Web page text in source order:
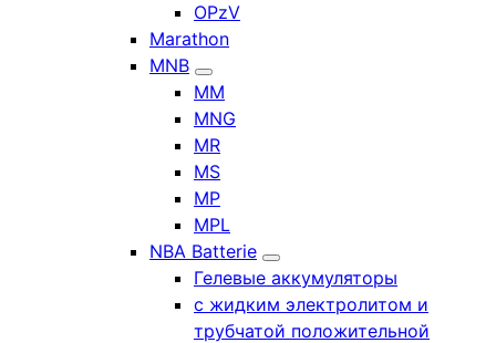
OPzV
Marathon
MNB
MM
MNG
MR
MS
MP
MPL
NBA Batterie
Гелевые аккумуляторы
с жидким электролитом и
трубчатой положительной